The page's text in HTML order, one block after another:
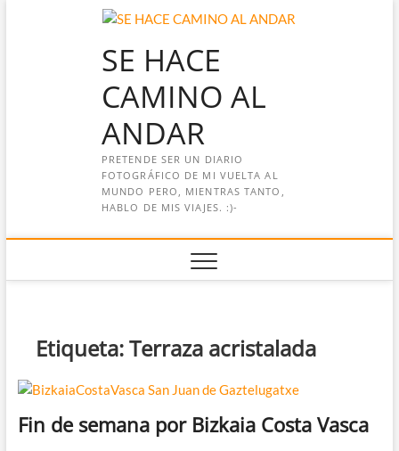
SE HACE
CAMINO AL
ANDAR
PRETENDE SER UN DIARIO
FOTOGRÁFICO DE MI VUELTA AL
MUNDO PERO, MIENTRAS TANTO,
HABLO DE MIS VIAJES. :)-
Etiqueta:Terraza acristalada
Fin de semana por Bizkaia Costa Vasca